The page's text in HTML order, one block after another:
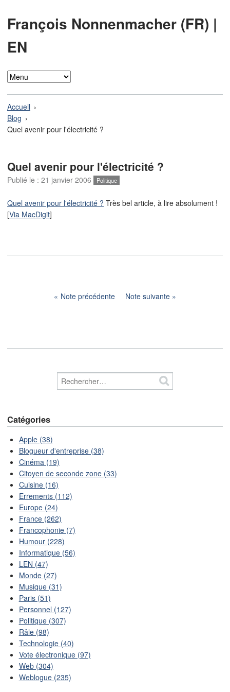
François Nonnenmacher (FR) |
EN
Accueil
Blog
Quel avenir pour l'électricité ?
Quel avenir pour l'électricité ?
Publié le : 21 janvier 2006 Politique
Quel avenir pour l'électricité ? Très bel article, à lire absolument !
[Via MacDigit]
Note précédente Note suivante
Catégories
Apple (38)
Blogueur d'entreprise (38)
Cinéma (19)
Citoyen de seconde zone (33)
Cuisine (16)
Errements (112)
Europe (24)
France (262)
Francophonie (7)
Humour (228)
Informatique (56)
LEN (47)
Monde (27)
Musique (31)
Paris (51)
Personnel (127)
Politique (307)
Râle (98)
Technologie (40)
Vote électronique (97)
Web (304)
Weblogue (235)